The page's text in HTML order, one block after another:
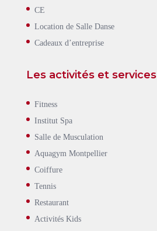
CE
Location de Salle Danse
Cadeaux d’entreprise
Les activités et services
Fitness
Institut Spa
Salle de Musculation
Aquagym Montpellier
Coiffure
Tennis
Restaurant
Activités Kids